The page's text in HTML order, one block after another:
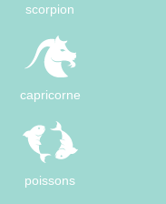
scorpion
capricorne
poissons